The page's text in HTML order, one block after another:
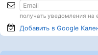
получать уведомления на
Добавить в Google